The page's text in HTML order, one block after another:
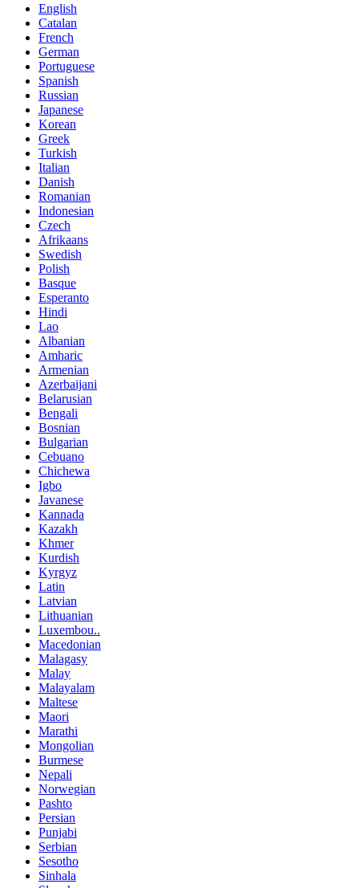
English
Catalan
French
German
Portuguese
Spanish
Russian
Japanese
Korean
Greek
Turkish
Italian
Danish
Romanian
Indonesian
Czech
Afrikaans
Swedish
Polish
Basque
Esperanto
Hindi
Lao
Albanian
Amharic
Armenian
Azerbaijani
Belarusian
Bengali
Bosnian
Bulgarian
Cebuano
Chichewa
Igbo
Javanese
Kannada
Kazakh
Khmer
Kurdish
Kyrgyz
Latin
Latvian
Lithuanian
Luxembou..
Macedonian
Malagasy
Malay
Malayalam
Maltese
Maori
Marathi
Mongolian
Burmese
Nepali
Norwegian
Pashto
Persian
Punjabi
Serbian
Sesotho
Sinhala